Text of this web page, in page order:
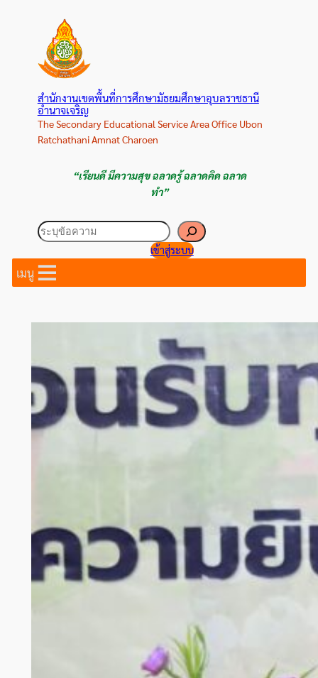
สำนักงานเขตพื้นที่การศึกษามัธยมศึกษาอุบลราชธานี
อำนาจเจริญ
The Secondary Educational Service Area Office Ubon
Ratchathani Amnat Charoen
“เรียนดี มีความสุข ฉลาดรู้ ฉลาดคิด ฉลาด
ทำ”
ค้นหา
เข้าสู่ระบบ
เมนู